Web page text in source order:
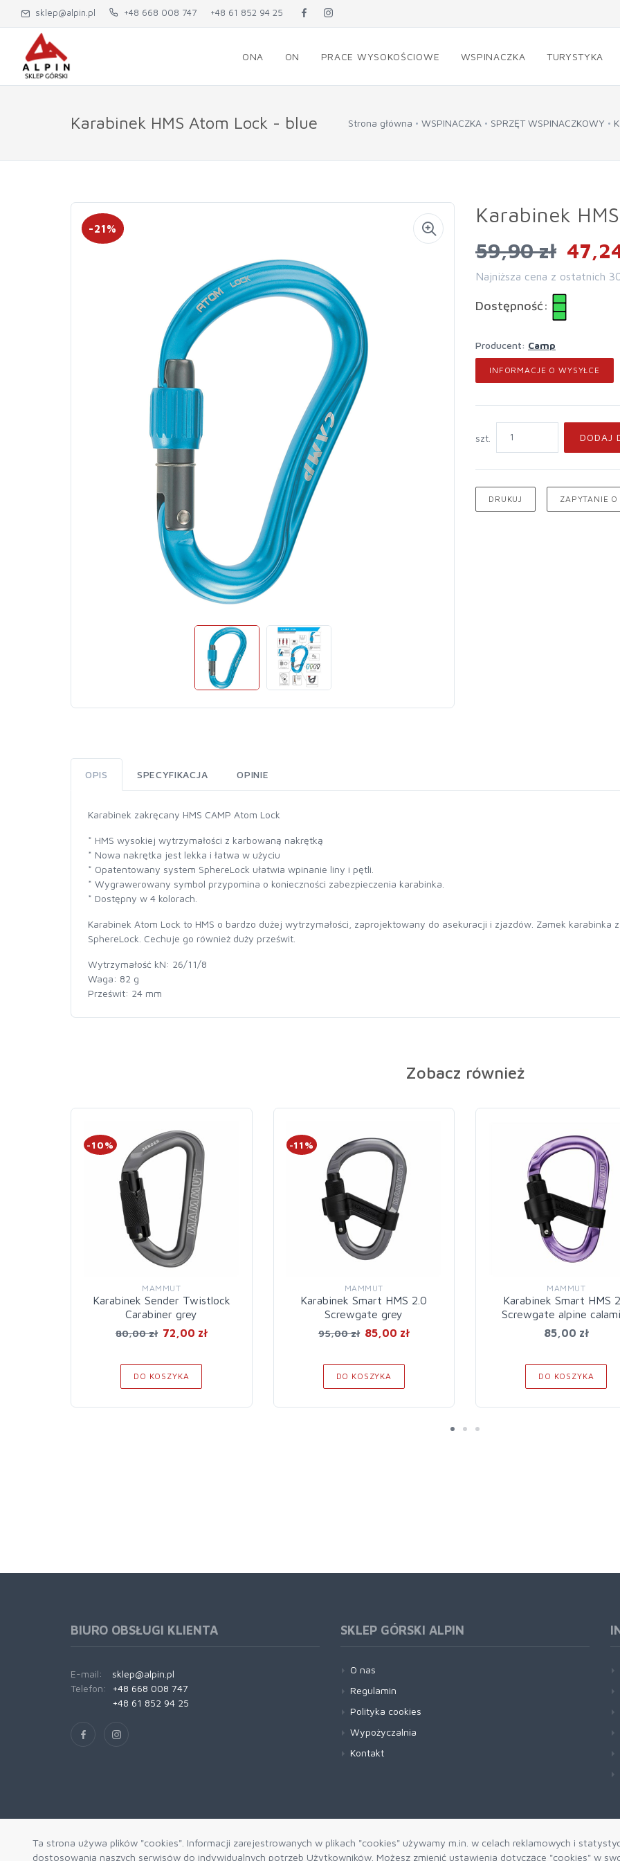
Ta strona używa plików "cookies". Informacji zarejestrowanych w plikach "cookies" używamy m.in. w celach reklamowych i
dostosowania naszych serwisów do indywidualnych potrzeb Użytkowników. Możesz zmienić ustawienia dotyczące "cookies" w
sklep@alpin.pl +48 668 008 747 +48 61 852 94 25
ONA ON PRACE WYSOKOŚCIOWE WSPINACZKA TURYSTYKA
Karabinek HMS Atom Lock - blue Strona główna WSPINACZKA SPRZĘT WSPINACZKOWY
-21%
Karabinek
59,90 zł
Najniższa cena z ostatnich
Dostępność:
Producent: Camp
INFORMACJE O WYSYŁCE
szt. DODAJ
DRUKUJ ZAPYTANIE
OPIS SPECYFIKACJA OPINIE
Karabinek zakręcany HMS CAMP Atom Lock
* HMS wysokiej wytrzymałości z karbowaną nakrętką
* Nowa nakrętka jest lekka i łatwa w użyciu
* Opatentowany system SphereLock ułatwia wpinanie liny i pętli.
* Wygrawerowany symbol przypomina o konieczności zabezpieczenia karabinka.
* Dostępny w 4 kolorach.
Karabinek Atom Lock to HMS o bardzo dużej wytrzymałości, zaprojektowany do asekuracji i zjazdów. Zamek
SphereLock. Cechuje go również duży prześwit.
Wytrzymałość kN: 26/11/8
Waga: 82 g
Prześwit: 24 mm
Zobacz również
-10%
MAMMUT
Karabinek Sender Twistlock
Carabiner grey
80,00 zł 72,00 zł
DO KOSZYKA
-11%
MAMMUT
Karabinek Smart HMS 2.0
Screwgate grey
95,00 zł 85,00 zł
DO KOSZYKA
MAMMUT
Karabinek Smart HMS
Screwgate alpine
85,00 zł
DO KOSZYKA
BIURO OBSŁUGI KLIENTA
E-mail:
sklep@alpin.pl
Telefon:
+48 668 008 747
+48 61 852 94 25
SKLEP GÓRSKI ALPIN
O nas
Regulamin
Polityka cookies
Wypożyczalnia
Kontakt